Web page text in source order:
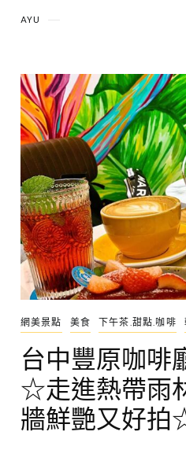
AYU
網美景點 美食 下午茶.甜點.咖啡
台中豐原咖啡
☆走進熱帶雨
牆鮮艷又好